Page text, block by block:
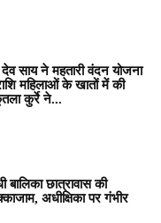
साय ने महतारी वंदन योजना
महिलाओं के खातों में की
कुर्रे ने...
बालिका छात्रावास की
अधीक्षिका पर गंभीर